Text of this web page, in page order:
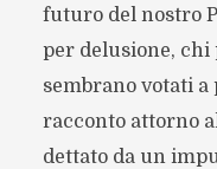
futuro del nostro
per delusione,
sembrano votati
racconto attorno
dettato da un